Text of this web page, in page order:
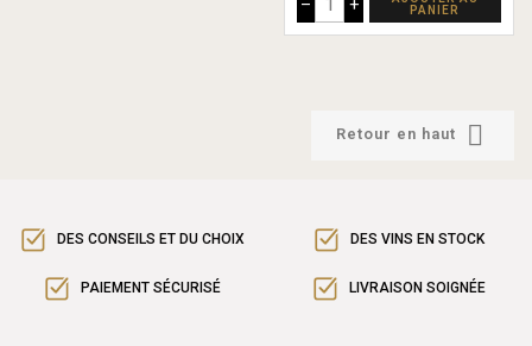
– +
PANIER
Retour en haut 
DES CONSEILS ET DU CHOIX DES VINS EN STOCK
PAIEMENT SÉCURISÉ LIVRAISON SOIGNÉE